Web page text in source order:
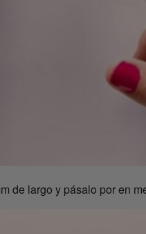
de largo y pásalo por en